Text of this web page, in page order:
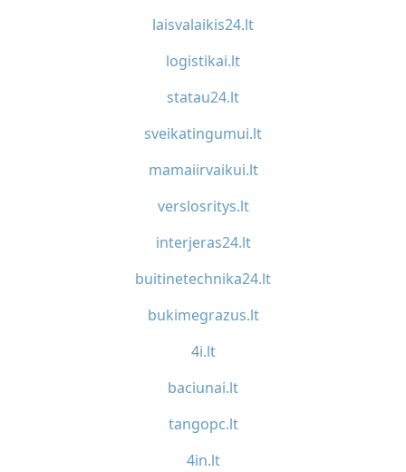
laisvalaikis24.lt
logistikai.lt
statau24.lt
sveikatingumui.lt
mamaiirvaikui.lt
verslosritys.lt
interjeras24.lt
buitinetechnika24.lt
bukimegrazus.lt
4i.lt
baciunai.lt
tangopc.lt
4in.lt